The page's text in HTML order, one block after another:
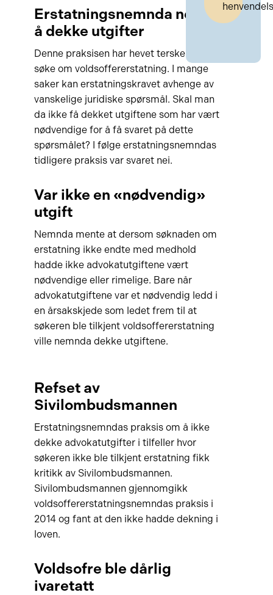
Erstatningsnemnda nektet
å dekke utgifter
Denne praksisen har hevet terskelen for å
søke om voldsoffererstatning. I mange
saker kan erstatningskravet avhenge av
vanskelige juridiske spørsmål. Skal man
da ikke få dekket utgiftene som har vært
nødvendige for å få svaret på dette
spørsmålet? I følge erstatningsnemndas
tidligere praksis var svaret nei.
Var ikke en «nødvendig»
utgift
Nemnda mente at dersom søknaden om
erstatning ikke endte med medhold
hadde ikke advokatutgiftene vært
nødvendige eller rimelige. Bare når
advokatutgiftene var et nødvendig ledd i
en årsakskjede som ledet frem til at
søkeren ble tilkjent voldsoffererstatning
ville nemnda dekke utgiftene.
Refset av
Sivilombudsmannen
Erstatningsnemndas praksis om å ikke
dekke advokatutgifter i tilfeller hvor
søkeren ikke ble tilkjent erstatning fikk
kritikk av Sivilombudsmannen.
Sivilombudsmannen gjennomgikk
voldsoffererstatningsnemndas praksis i
2014 og fant at den ikke hadde dekning i
loven.
Voldsofre ble dårlig
ivaretatt